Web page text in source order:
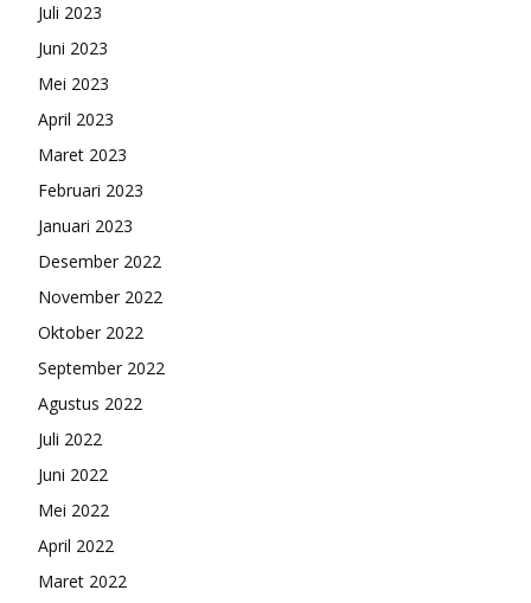
Juli 2023
Juni 2023
Mei 2023
April 2023
Maret 2023
Februari 2023
Januari 2023
Desember 2022
November 2022
Oktober 2022
September 2022
Agustus 2022
Juli 2022
Juni 2022
Mei 2022
April 2022
Maret 2022